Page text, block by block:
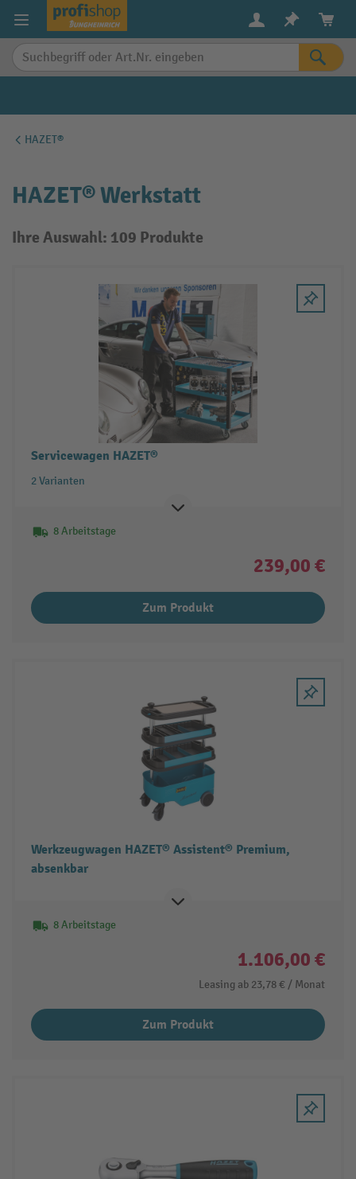
springen
HAZET®
HAZET® Werkstatt
Ihre Auswahl: 109 Produkte
Servicewagen HAZET®
2 Varianten
8 Arbeitstage
239,00 €
Zum Produkt
Werkzeugwagen HAZET® Assistent® Premium,
absenkbar
8 Arbeitstage
1.106,00 €
Leasing ab 23,78 € / Monat
Zum Produkt